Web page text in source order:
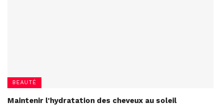
BEAUTÉ
Maintenir l'hydratation des cheveux au soleil